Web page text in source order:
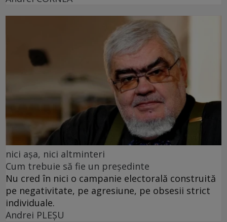
nici așa, nici altminteri
Cum trebuie să fie un președinte
Nu cred în nici o campanie electorală construită
pe negativitate, pe agresiune, pe obsesii strict
individuale.
Andrei PLEŞU